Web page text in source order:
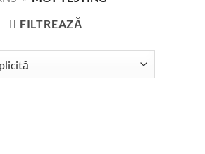
FILTREAZĂ